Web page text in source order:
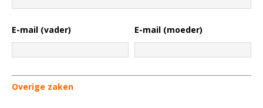
E-mail (vader) E-mail (moeder)
Overige zaken